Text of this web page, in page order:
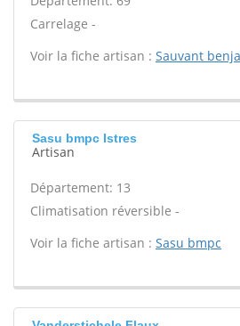
Carrelage -
Voir la fiche artisan : Sauvant
Sasu bmpc Istres
Artisan
Département: 13
Climatisation réversible -
Voir la fiche artisan : Sasu bmpc